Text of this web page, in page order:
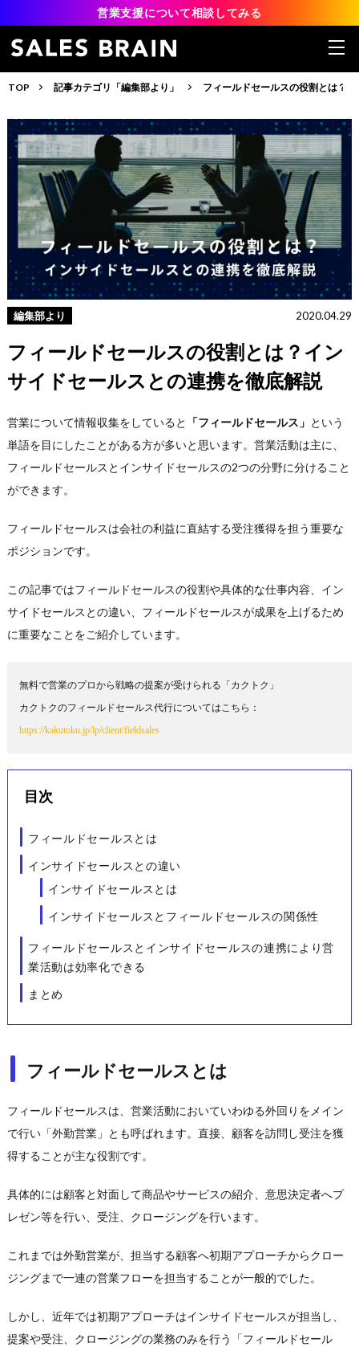
営業支援について相談してみる
TOP 記事カテゴリ「編集部より」 フィールドセールスの役割とは？
編集部より 2020.04.29
フィールドセールスの役割とは？イン
サイドセールスとの連携を徹底解説
営業について情報収集をしていると 「フィールドセールス」 という
単語を目にしたことがある方が多いと思います。営業活動は主に、
フィールドセールスとインサイドセールスの2つの分野に分けること
ができます。
フィールドセールスは会社の利益に直結する受注獲得を担う重要な
ポジションです。
この記事ではフィールドセールスの役割や具体的な仕事内容、イン
サイドセールスとの違い、フィールドセールスが成果を上げるため
に重要なことをご紹介しています。
無料で営業のプロから戦略の提案が受けられる「カクトク」
カクトクのフィールドセールス代行についてはこちら：
https://kakutoku.jp/lp/client/fieldsales
目次
フィールドセールスとは
インサイドセールスとの違い
インサイドセールスとは
インサイドセールスとフィールドセールスの関係性
フィールドセールスとインサイドセールスの連携により営
業活動は効率化できる
まとめ
フィールドセールスとは
フィールドセールスは、営業活動においていわゆる外回りをメイン
で行い「外勤営業」とも呼ばれます。直接、顧客を訪問し受注を獲
得することが主な役割です。
具体的には顧客と対面して商品やサービスの紹介、意思決定者へプ
レゼン等を行い、受注、クロージングを行います。
これまでは外勤営業が、担当する顧客へ初期アプローチからクロー
ジングまで一連の営業フローを担当することが一般的でした。
しかし、近年では初期アプローチはインサイドセールスが担当し、
提案や受注、クロージングの業務のみを行う「フィールドセール